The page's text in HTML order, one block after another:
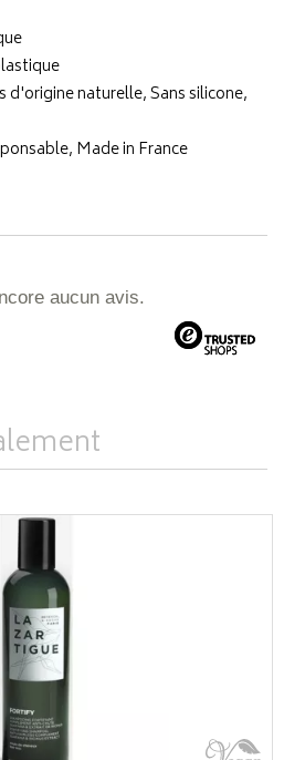
d'origine naturelle, Sans silicone,
Made in France
aucun avis.